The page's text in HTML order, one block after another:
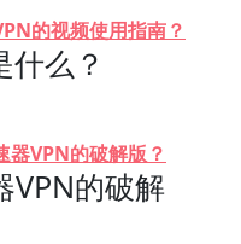
的视频使用指南？
么？
VPN的破解版？
VPN的破解